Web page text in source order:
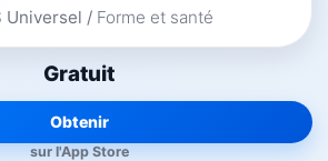
Universel / Forme et santé
Gratuit
Obtenir
sur l'App Store